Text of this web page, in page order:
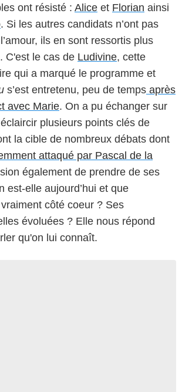
ont résisté : Alice et Florian ainsi
. Si les autres candidats n’ont pas
ils en sont ressortis plus
C'est le cas de Ludivine, cette
qui a marqué le programme et
s’est entretenu, peu de temps après
avec Marie. On a pu échanger sur
plusieurs points clés de
la cible de nombreux débats dont
attaqué par Pascal de la
également de prendre de ses
est-elle aujourd’hui et que
côté coeur ? Ses
évoluées ? Elle nous répond
qu'on lui connaît.